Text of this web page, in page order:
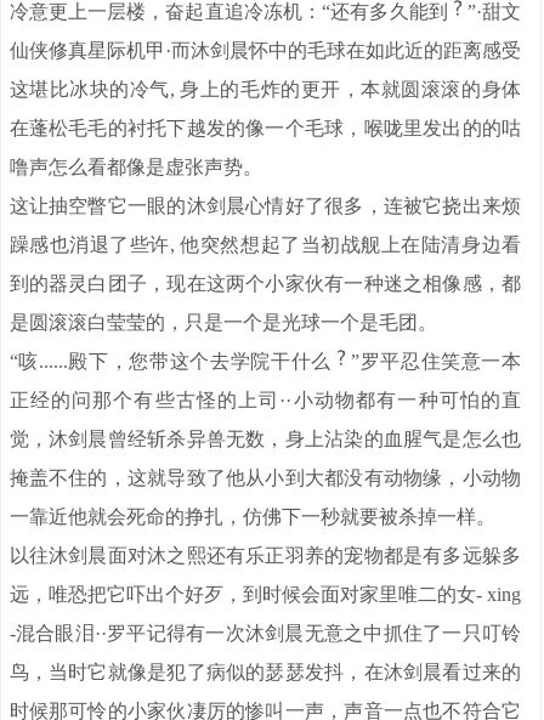
冷意更上一层楼，奋起直追冷冻机：“还有多久能到
”·甜文
仙侠修真星际机甲·而沐剑晨怀中的毛球在如此近的距离感受
这堪比冰块的冷气, 身上的毛炸的更开，本就圆滚滚的身体
在蓬松毛毛的衬托下越发的像一个毛球，喉咙里发出的的咕
噜声怎么看都像是虚张声势。
这让抽空瞥它一眼的沐剑晨心情好了很多，连被它挠出来烦
躁感也消退了些许, 他突然想起了当初战舰上在陆清身边看
到的器灵白团子，现在这两个小家伙有一种迷之相像感，都
是圆滚滚白莹莹的，只是一个是光球一个是毛团。
“咳......殿下，您带这个去学院干什么
”罗平忍住笑意一本
正经的问那个有些古怪的上司··小动物都有一种可怕的直
觉，沐剑晨曾经斩杀异兽无数，身上沾染的血腥气是怎么也
掩盖不住的，这就导致了他从小到大都没有动物缘，小动物
一靠近他就会死命的挣扎，仿佛下一秒就要被杀掉一样。
以往沐剑晨面对沐之熙还有乐正羽养的宠物都是有多远躲多
远，唯恐把它吓出个好歹，到时候会面对家里唯二的女- xing
-混合眼泪··罗平记得有一次沐剑晨无意之中抓住了一只叮铃
鸟，当时它就像是犯了病似的瑟瑟发抖，在沐剑晨看过来的
时候那可怜的小家伙凄厉的惨叫一声，声音一点也不符合它